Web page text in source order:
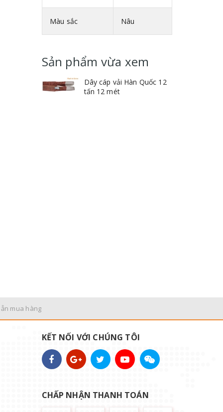
Màu sắc Nâu
Sản phẩm vừa xem
Dây cáp vải Hàn Quốc 12
tấn 12 mét
mua hàng
KẾT NỐI VỚI CHÚNG TÔI
CHẤP NHẬN THANH TOÁN